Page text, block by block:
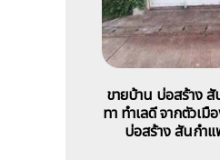
ขายบ้าน บ่อสร้าง
ทา ทำเลดี จากตัวเ
บ่อสร้าง สันกำ